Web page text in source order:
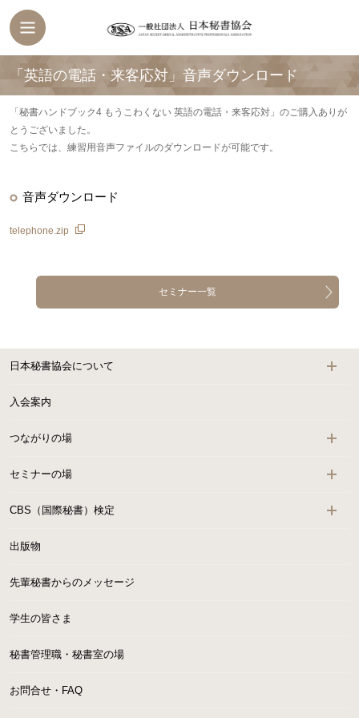
「英語の電話・来客応対」音声ダウンロード
「秘書ハンドブック4 もうこわくない 英語の電話・来客応対」のご購入ありが
とうございました。
こちらでは、練習用音声ファイルのダウンロードが可能です。
音声ダウンロード
telephone.zip
セミナー一覧
日本秘書協会について
入会案内
つながりの場
セミナーの場
CBS（国際秘書）検定
出版物
先輩秘書からのメッセージ
学生の皆さま
秘書管理職・秘書室の場
お問合せ・FAQ